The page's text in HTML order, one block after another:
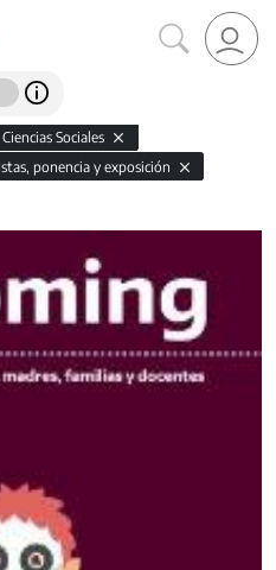
Ciencias Sociales
ponencia y exposición